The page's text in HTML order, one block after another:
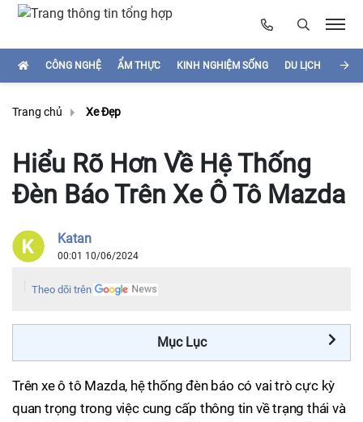
CÔNG NGHỆ ẨM THỰC KINH NGHIỆM SỐNG DU LỊCH
Trang chủ Xe Đẹp
Hiểu Rõ Hơn Về Hệ Thống
Đèn Báo Trên Xe Ô Tô Mazda
Katan
00:01 10/06/2024
Theo dõi trên
Mục Lục
Trên xe ô tô Mazda, hệ thống đèn báo có vai trò cực kỳ
quan trọng trong việc cung cấp thông tin về trạng thái và